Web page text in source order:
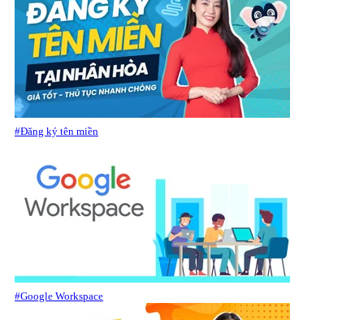
#Đăng ký tên miền
#Google Workspace